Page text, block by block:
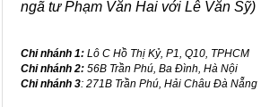
ngã tư Phạm Văn Hai với Lê Văn Sỹ)
Chi nhánh 1: Lô C Hồ Thị Kỷ, P1, Q10, TPHCM
Chi nhánh 2: 56B Trần Phú, Ba Đình, Hà Nội
Chi nhánh 3: 271B Trần Phú, Hải Châu Đà Nẵng